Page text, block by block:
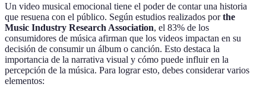
Un video musical emocional tiene el poder de contar una historia
que resuena con el público. Según estudios realizados porthe
Music Industry Research Association, el 83% de los
consumidores de música afirman que los videos impactan en su
decisión de consumir un álbum o canción. Esto destaca la
importancia de la narrativa visual y cómo puede influir en la
percepción de la música. Para lograr esto, debes considerar varios
elementos: